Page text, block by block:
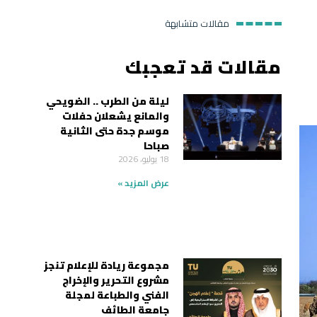
مقالات متشابهة
مقالات قد تعجبك
ليلة من الطرب .. الضويحي
والمانع يشعلان حفلات
موسم جدة حتى الثانية
صباحا
18 يوليو، 2026
عرض المزيد »
مجموعة ريادة للإعلام تنجز
مشروع التحرير والإخراج
الفني والطباعة لمجلة
جامعة الطائف